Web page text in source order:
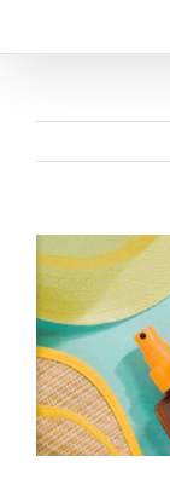
Ver
imagen
más
grande